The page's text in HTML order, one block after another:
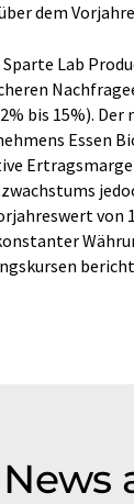
dem
Sparte Lab
bis 15%).
Essen
von